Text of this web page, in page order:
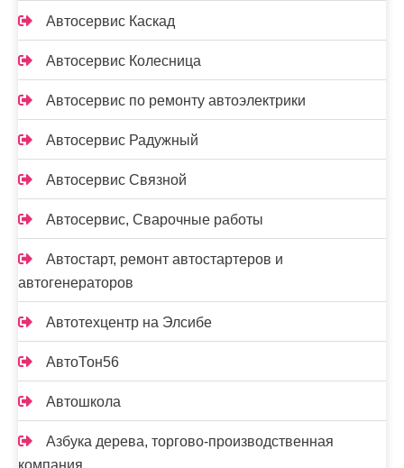
Автосервис Каскад
Автосервис Колесница
Автосервис по ремонту автоэлектрики
Автосервис Радужный
Автосервис Связной
Автосервис, Сварочные работы
Автостарт, ремонт автостартеров и
автогенераторов
Автотехцентр на Элсибе
АвтоТон56
Автошкола
Азбука дерева, торгово-производственная
компания